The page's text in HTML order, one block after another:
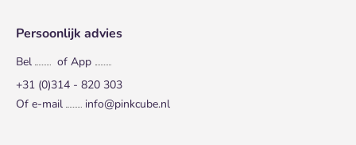
Persoonlijk advies
Bel
of App
+31 (0)314 - 820 303
Of e-mail
info@pinkcube.nl